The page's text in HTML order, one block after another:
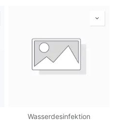
Wasserdesinfektion